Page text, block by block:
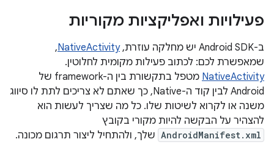
פעילויות ואפליקציות מקוריות
ב-Android SDK יש מחלקה עוזרת, NativeActivity
,
שמאפשרת לכם: לכתוב פעילות מקומית לחלוטין.
NativeActivity
מטפל בתקשורת בין ה-framework של
Android לבין קוד ה-Native, כך שאתם לא צריכים לתת לו סיווג
משנה או לקרוא לשיטות שלו. כל מה שצריך לעשות הוא
להצהיר על הבקשה להיות מקורי בקובץ
AndroidManifest.xml שלך, ולהתחיל ליצור תרגום מכונה.